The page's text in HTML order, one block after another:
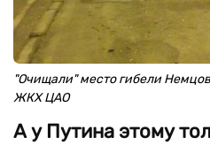
"Очищали" место гибели
ЖКХ ЦАО
А у Путина этому